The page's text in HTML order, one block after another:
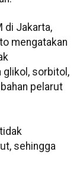
di Jakarta,
mengatakan
glikol, sorbitol,
pelarut
sehingga